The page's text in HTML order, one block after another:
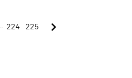
224 225